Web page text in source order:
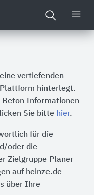
vertiefenden
hinterlegt.
Beton Informationen
Sie bitte hier.
für die
oder die
Zielgruppe Planer
auf heinze.de
über Ihre